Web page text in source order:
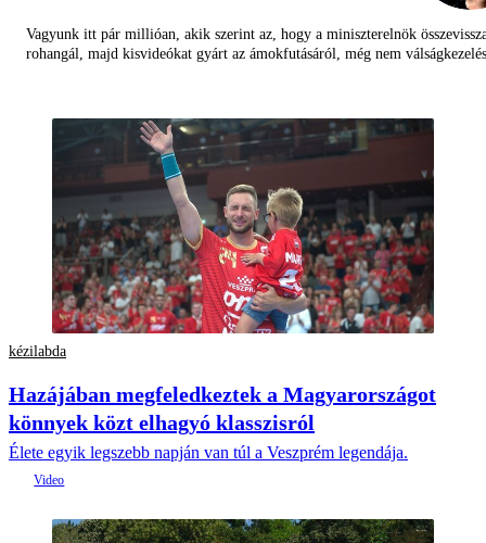
Vagyunk itt pár millióan, akik szerint az, hogy a miniszterelnök
rohangál, majd kisvideókat gyárt az ámokfutásáról, még nem
kézilabda
Hazájában megfeledkeztek a Magyarországot
könnyek közt elhagyó klasszisról
Élete egyik legszebb napján van túl a Veszprém legendája.